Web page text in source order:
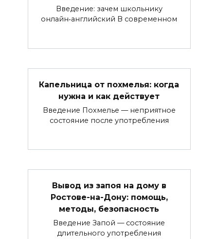
Введение: зачем школьнику
онлайн‑английский В современном
Капельница от похмелья: когда
нужна и как действует
Введение Похмелье — неприятное
состояние после употребления
Вывод из запоя на дому в
Ростове-на-Дону: помощь,
методы, безопасность
Введение Запой — состояние
длительного употребления